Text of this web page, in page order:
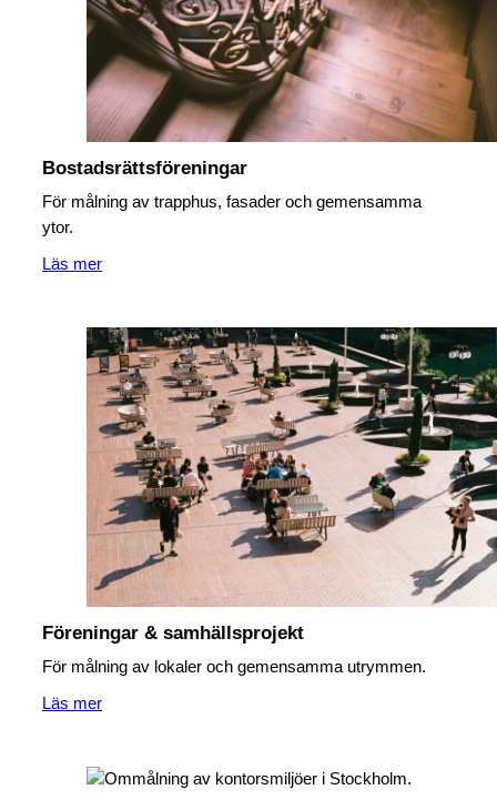
Bostadsrättsföreningar
För målning av trapphus, fasader och gemensamma
ytor.
Läs mer
Föreningar & samhällsprojekt
För målning av lokaler och gemensamma utrymmen.
Läs mer